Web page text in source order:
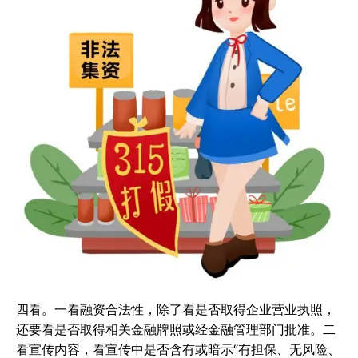
四看。一看融资合法性，除了看是否取得企业营业执照，
还要看是否取得相关金融牌照或经金融管理部门批准。二
看宣传内容，看宣传中是否含有或暗示“有担保、无风险、